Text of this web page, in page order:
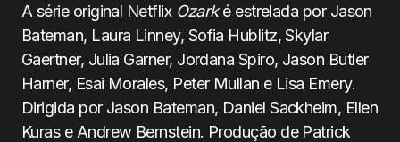
A série original Netflix Ozarké estrelada por Jason
Bateman, Laura Linney, Sofia Hublitz, Skylar
Gaertner, Julia Garner, Jordana Spiro, Jason Butler
Harner, Esai Morales, Peter Mullan e Lisa Emery.
Dirigida por Jason Bateman, Daniel Sackheim, Ellen
Kuras e Andrew Bernstein. Produção de Patrick